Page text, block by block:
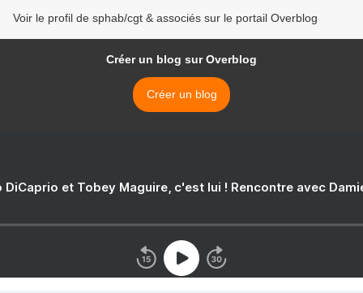
Voir le profil de sphab/cgt & associés sur le portail Overblog
Créer un blog sur Overblog
Créer un blog
DiCaprio et Tobey Maguire, c'est lui ! Rencontre avec